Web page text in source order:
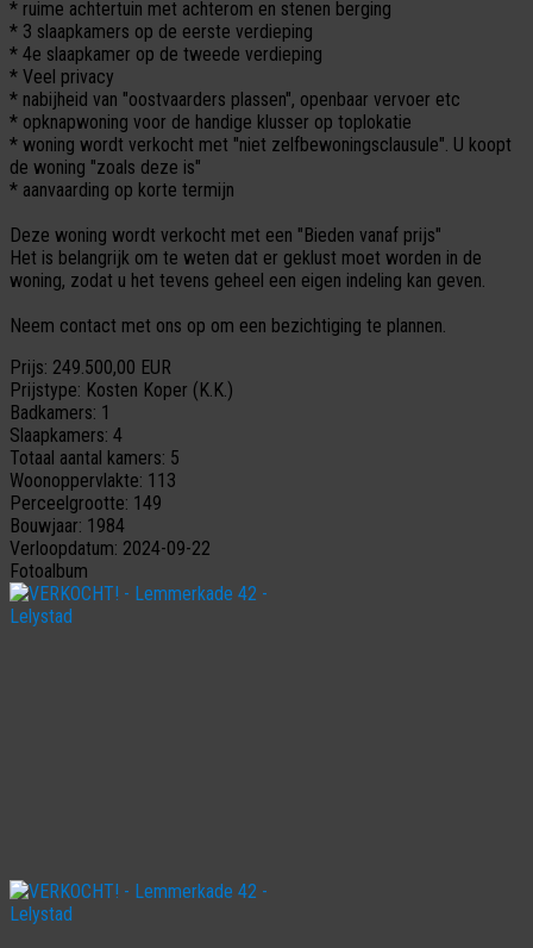
* ruime achtertuin met achterom en stenen berging
* 3 slaapkamers op de eerste verdieping
* 4e slaapkamer op de tweede verdieping
* Veel privacy
* nabijheid van "oostvaarders plassen", openbaar vervoer etc
* opknapwoning voor de handige klusser op toplokatie
* woning wordt verkocht met "niet zelfbewoningsclausule". U koopt
de woning "zoals deze is"
* aanvaarding op korte termijn
Deze woning wordt verkocht met een "Bieden vanaf prijs"
Het is belangrijk om te weten dat er geklust moet worden in de
woning, zodat u het tevens geheel een eigen indeling kan geven.
Neem contact met ons op om een bezichtiging te plannen.
Prijs: 249.500,00 EUR
Prijstype: Kosten Koper (K.K.)
Badkamers: 1
Slaapkamers: 4
Totaal aantal kamers: 5
Woonoppervlakte: 113
Perceelgrootte: 149
Bouwjaar: 1984
Verloopdatum: 2024-09-22
Fotoalbum